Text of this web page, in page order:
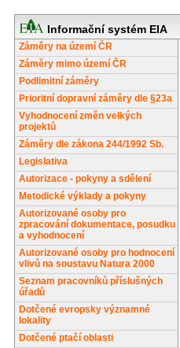
Informační systém EIA
Záměry na území ČR
Záměry mimo území ČR
Podlimitní záměry
Prioritní dopravní záměry dle §23a
Vyhodnocení změn velkých
projektů
Záměry dle zákona 244/1992 Sb.
Legislativa
Autorizace - pokyny a sdělení
Metodické výklady a pokyny
Autorizované osoby pro
zpracování dokumentace, posudku
a vyhodnocení
Autorizované osoby pro hodnocení
vlivů na soustavu Natura 2000
Seznam pracovníků příslušných
úřadů
Dotčené evropsky významné
lokality
Dotčené ptačí oblasti